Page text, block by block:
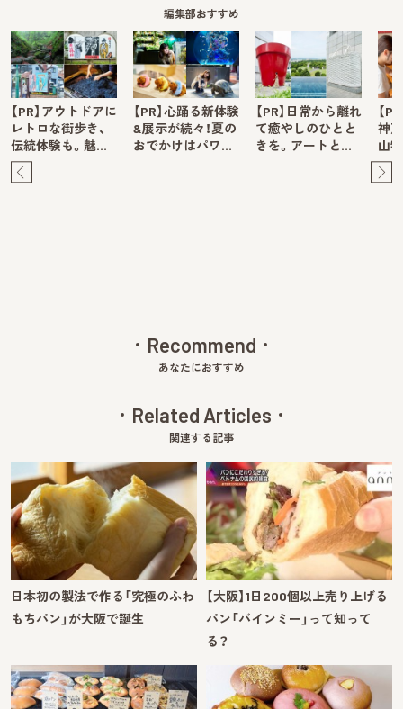
編集部おすすめ
【PR】アウトドアに
レトロな街歩き、
伝統体験も。魅…
【PR】心踊る新体験
&展示が続々！夏の
おでかけはパワ…
【PR】日常から離れ
て癒やしのひとと
きを。アートと…
【
神
山
Recommend
あなたにおすすめ
Related Articles
関連する記事
日本初の製法で作る「究極のふわ
もちパン」が大阪で誕生
【大阪】1日200個以上売り上げる
パン「バインミー」って知って
る？